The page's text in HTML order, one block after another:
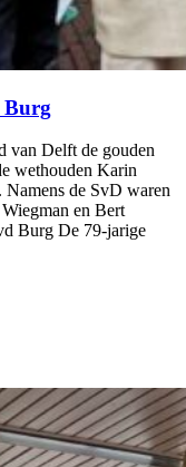
Burg
van Delft de gouden
wethouden Karin
Namens de SvD waren
en Bert
Burg De 79-jarige